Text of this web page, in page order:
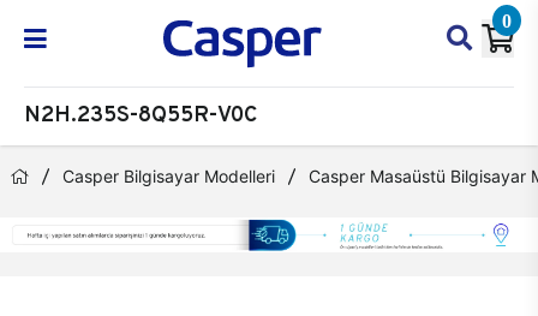
0
N2H.235S-8Q55R-V0C
Casper Bilgisayar Modelleri Casper Masaüstü Bilgisayar